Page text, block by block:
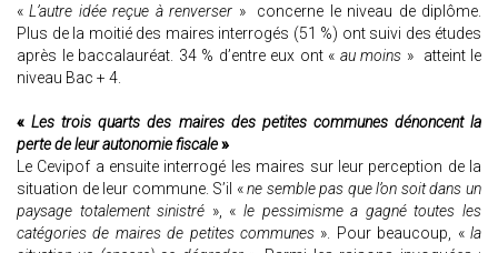
«L’autre idée reçue à renverser » concerne le niveau de diplôme.
Plus de la moitié des maires interrogés (51 %) ont suivi des études
après le baccalauréat. 34 % d’entre eux ont « au moins » atteint le
niveau Bac + 4.
«Les trois quarts des maires des petites communes dénoncent la
perte de leur autonomie fiscale»
Le Cevipof a ensuite interrogé les maires sur leur perception de la
situation de leur commune. S’il «ne semble pas que l’on soit dans un
paysage totalement sinistré », «le pessimisme a gagné toutes les
catégories de maires de petites communes ». Pour beaucoup, « la